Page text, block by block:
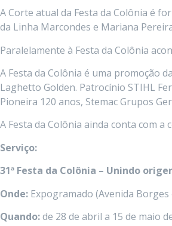
A Corte atual da Festa da Colônia é
da Linha Marcondes e Mariana
Paralelamente à Festa da Colônia
A Festa da Colônia é uma promoção
Laghetto Golden. Patrocínio STIHL
Pioneira 120 anos, Stemac Grupos
A Festa da Colônia ainda conta com
Serviço:
31ª Festa da Colônia – Unindo
Onde: Expogramado (Avenida
Quando:de 28 de abril a 15 de maio